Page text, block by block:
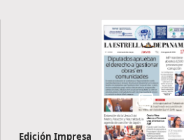
Edición Impresa